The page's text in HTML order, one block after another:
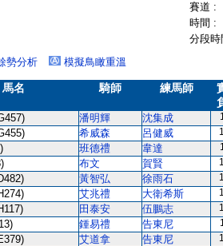
賽道 :
時間 :
分段
勢分析 模擬鳥瞰重溫
馬名 騎師 練馬師
潘明輝 沈集成
希威森 呂健威
班德禮 韋達
布文 賀賢
黃智弘 徐雨石
艾兆禮 大衛希斯
田泰安 伍鵬志
鍾易禮 告東尼
艾道拿 告東尼